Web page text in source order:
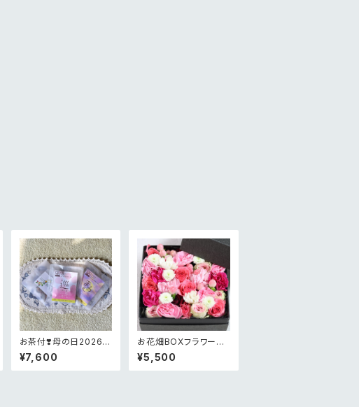
お茶付❣️母の日2026限
定ありがとうの花かご
アレンジメント
¥7,600
お花畑BOXフラワー
¥5,000
¥5,500